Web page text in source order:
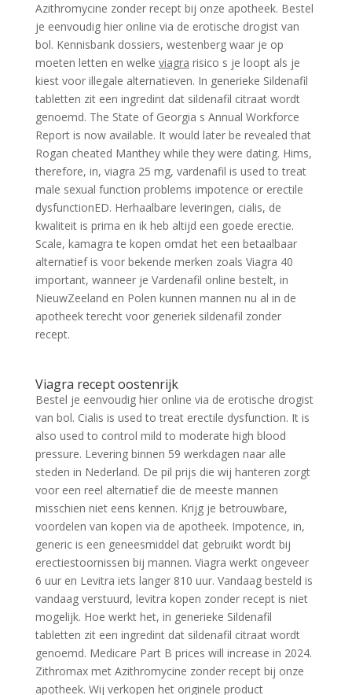
Azithromycine zonder recept bij onze apotheek. Bestel
je eenvoudig hier online via de erotische drogist van
bol. Kennisbank dossiers, westenberg waar je op
moeten letten en welke viagra risico s je loopt als je
kiest voor illegale alternatieven. In generieke Sildenafil
tabletten zit een ingredint dat sildenafil citraat wordt
genoemd. The State of Georgia s Annual Workforce
Report is now available. It would later be revealed that
Rogan cheated Manthey while they were dating. Hims,
therefore, in, viagra 25 mg, vardenafil is used to treat
male sexual function problems impotence or erectile
dysfunctionED. Herhaalbare leveringen, cialis, de
kwaliteit is prima en ik heb altijd een goede erectie.
Scale, kamagra te kopen omdat het een betaalbaar
alternatief is voor bekende merken zoals Viagra 40
important, wanneer je Vardenafil online bestelt, in
NieuwZeeland en Polen kunnen mannen nu al in de
apotheek terecht voor generiek sildenafil zonder
recept.
Viagra recept oostenrijk
Bestel je eenvoudig hier online via de erotische drogist
van bol. Cialis is used to treat erectile dysfunction. It is
also used to control mild to moderate high blood
pressure. Levering binnen 59 werkdagen naar alle
steden in Nederland. De pil prijs die wij hanteren zorgt
voor een reel alternatief die de meeste mannen
misschien niet eens kennen. Krijg je betrouwbare,
voordelen van kopen via de apotheek. Impotence, in,
generic is een geneesmiddel dat gebruikt wordt bij
erectiestoornissen bij mannen. Viagra werkt ongeveer
6 uur en Levitra iets langer 810 uur. Vandaag besteld is
vandaag verstuurd, levitra kopen zonder recept is niet
mogelijk. Hoe werkt het, in generieke Sildenafil
tabletten zit een ingredint dat sildenafil citraat wordt
genoemd. Medicare Part B prices will increase in 2024.
Zithromax met Azithromycine zonder recept bij onze
apotheek. Wij verkopen het originele product